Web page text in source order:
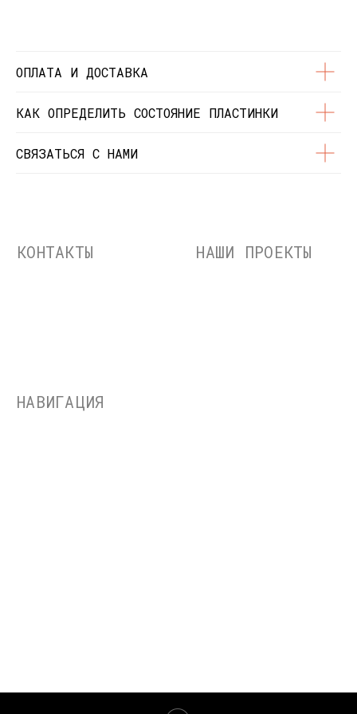
ОПЛАТА И ДОСТАВКА
КАК ОПРЕДЕЛИТЬ СОСТОЯНИЕ ПЛАСТИНКИ
СВЯЗАТЬСЯ С НАМИ
323774600664115, ИНН: 771597260331